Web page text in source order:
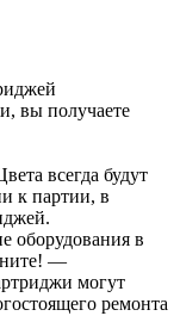
вы получаете
всегда будут
к партии, в
оборудования в
—
могут
ремонта